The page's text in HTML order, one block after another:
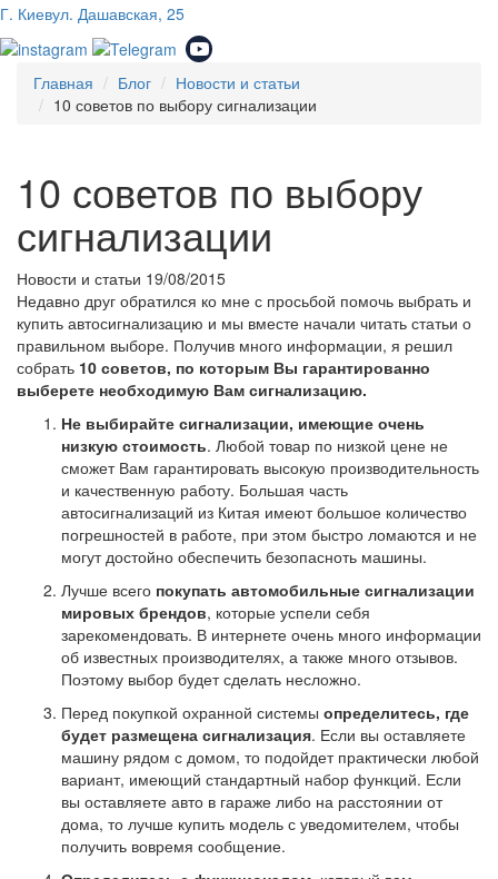
Г. Киевул. Дашавская, 25
Главная Блог
Новости и статьи
10 советов по выбору сигнализации
10 советов по выбору
сигнализации
Новости и статьи 19/08/2015
Недавно друг обратился ко мне с просьбой помочь выбрать и
купить автосигнализацию и мы вместе начали читать статьи о
правильном выборе. Получив много информации, я решил
собрать 10 советов, по которым Вы гарантированно
выберете необходимую Вам сигнализацию.
Не выбирайте сигнализации, имеющие очень
низкую стоимость. Любой товар по низкой цене не
сможет Вам гарантировать высокую производительность
и качественную работу. Большая часть
автосигнализаций из Китая имеют большое количество
погрешностей в работе, при этом быстро ломаются и не
могут достойно обеспечить безопасноть машины.
Лучше всего покупать автомобильные сигнализации
мировых брендов, которые успели себя
зарекомендовать. В интернете очень много информации
об известных производителях, а также много отзывов.
Поэтому выбор будет сделать несложно.
Перед покупкой охранной системы определитесь, где
будет размещена сигнализация. Если вы оставляете
машину рядом с домом, то подойдет практически любой
вариант, имеющий стандартный набор функций. Если
вы оставляете авто в гараже либо на расстоянии от
дома, то лучше купить модель с уведомителем, чтобы
получить вовремя сообщение.